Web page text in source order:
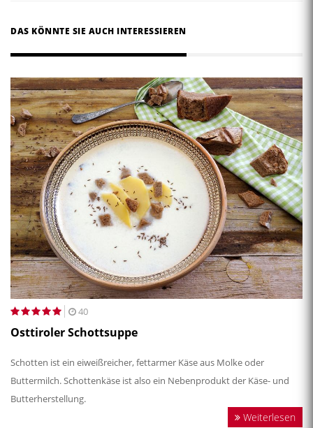
DAS KÖNNTE SIE AUCH INTERESSIEREN
40
Osttiroler Schottsuppe
Schotten ist ein eiweißreicher, fettarmer Käse aus Molke oder
Buttermilch. Schottenkäse ist also ein Nebenprodukt der Käse- und
Butterherstellung.
Weiterlesen